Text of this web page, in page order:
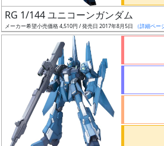
抽
選
近
RG 1/144 ユニコーンガンダム
メーカー希望小売価格 4,510円 / 発売日 2017年8月5日 （詳細ペー